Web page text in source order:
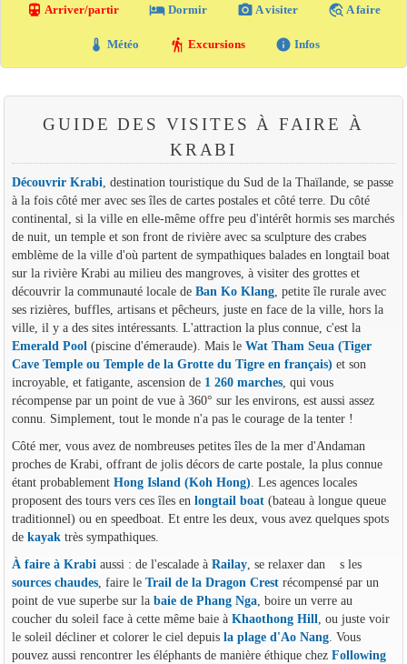
directions_transit Arriver/partir local_hotel Dormir photo_camera A visiter travel_explore A faire
thermostat Météo hiking Excursions info Infos
GUIDE DES VISITES À FAIRE À
KRABI
Découvrir Krabi , destination touristique du Sud de la Thaïlande, se passe
à la fois côté mer avec ses îles de cartes postales et côté terre. Du côté
continental, si la ville en elle-même offre peu d'intérêt hormis ses marchés
de nuit, un temple et son front de rivière avec sa sculpture des crabes
emblème de la ville d'où partent de sympathiques balades en longtail boat
sur la rivière Krabi au milieu des mangroves, à visiter des grottes et
découvrir la communauté locale de Ban Ko Klang, petite île rurale avec
ses rizières, buffles, artisans et pêcheurs, juste en face de la ville, hors la
ville, il y a des sites intéressants. L'attraction la plus connue, c'est la
Emerald Pool (piscine d'émeraude). Mais le Wat Tham Seua (Tiger
Cave Temple ou Temple de la Grotte du Tigre en français) et son
incroyable, et fatigante, ascension de 1 260 marches, qui vous
récompense par un point de vue à 360° sur les environs, est aussi assez
connu. Simplement, tout le monde n'a pas le courage de la tenter !
Côté mer, vous avez de nombreuses petites îles de la mer d'Andaman
proches de Krabi, offrant de jolis décors de carte postale, la plus connue
étant probablement Hong Island (Koh Hong) . Les agences locales
proposent des tours vers ces îles en longtail boat(bateau à longue queue
traditionnel) ou en speedboat. Et entre les deux, vous avez quelques spots
de kayaktrès sympathiques.
À faire à Krabi aussi : de l'escalade à Railay, se relaxer dan s les
sources chaudes, faire le Trail de la Dragon Crestrécompensé par un
point de vue superbe sur la baie de Phang Nga, boire un verre au
coucher du soleil face à cette même baie à Khaothong Hill , ou juste voir
le soleil décliner et colorer le ciel depuis la plage d'Ao Nang. Vous
pouvez aussi rencontrer les éléphants de manière éthique chez Following